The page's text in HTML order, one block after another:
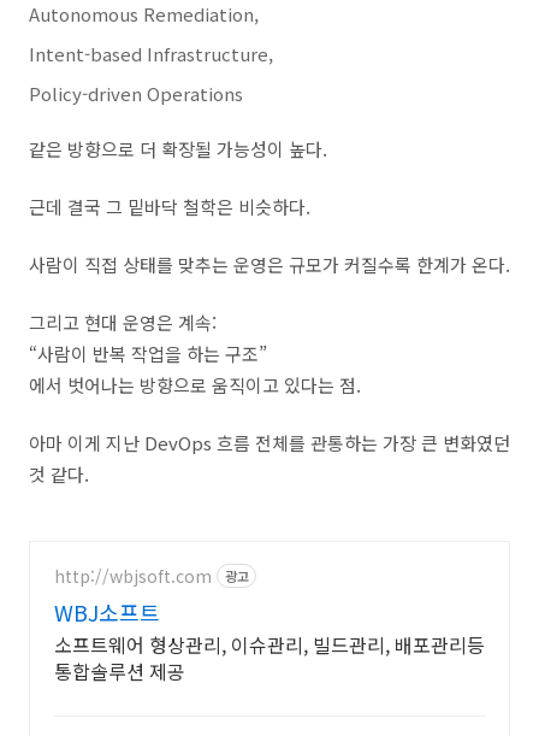
Autonomous Remediation,
Intent-based Infrastructure,
Policy-driven Operations
같은 방향으로 더 확장될 가능성이 높다.
근데 결국 그 밑바닥 철학은 비슷하다.
사람이 직접 상태를 맞추는 운영은 규모가 커질수록 한계가 온다.
그리고 현대 운영은 계속:
“사람이 반복 작업을 하는 구조”
에서 벗어나는 방향으로 움직이고 있다는 점.
아마 이게 지난 DevOps 흐름 전체를 관통하는 가장 큰 변화였던
것 같다.
http://wbjsoft.com 광고
WBJ소프트
소프트웨어 형상관리, 이슈관리, 빌드관리, 배포관리등
통합솔루션 제공